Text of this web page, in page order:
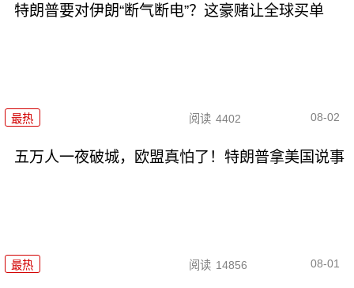
特朗普要对伊朗“断气断电”？这豪赌让全球买单
最热 阅读 4402 08-02
五万人一夜破城，欧盟真怕了！特朗普拿美国说事
最热 阅读 14856 08-01